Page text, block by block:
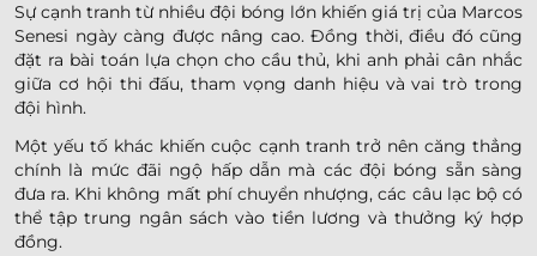
Sự cạnh tranh từ nhiều đội bóng lớn khiến giá trị của Marcos
Senesi ngày càng được nâng cao. Đồng thời, điều đó cũng
đặt ra bài toán lựa chọn cho cầu thủ, khi anh phải cân nhắc
giữa cơ hội thi đấu, tham vọng danh hiệu và vai trò trong
đội hình.
Một yếu tố khác khiến cuộc cạnh tranh trở nên căng thẳng
chính là mức đãi ngộ hấp dẫn mà các đội bóng sẵn sàng
đưa ra. Khi không mất phí chuyển nhượng, các câu lạc bộ có
thể tập trung ngân sách vào tiền lương và thưởng ký hợp
đồng.